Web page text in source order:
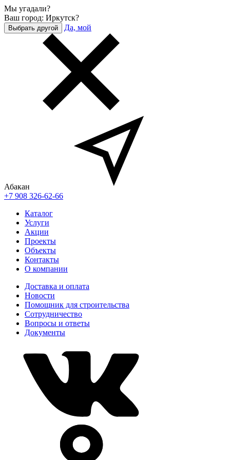
Мы угадали?
Ваш город: Иркутск?
Выбрать другой Да, мой
Абакан
+7 908 326-62-66
Каталог
Услуги
Акции
Проекты
Объекты
Контакты
О компании
Доставка и оплата
Новости
Помощник для строительства
Сотрудничество
Вопросы и ответы
Документы